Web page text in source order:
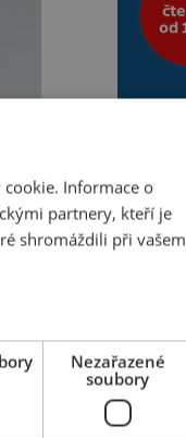
Informace o
partnery, kteří je
shromáždili při vašem
Nezařazené
soubory